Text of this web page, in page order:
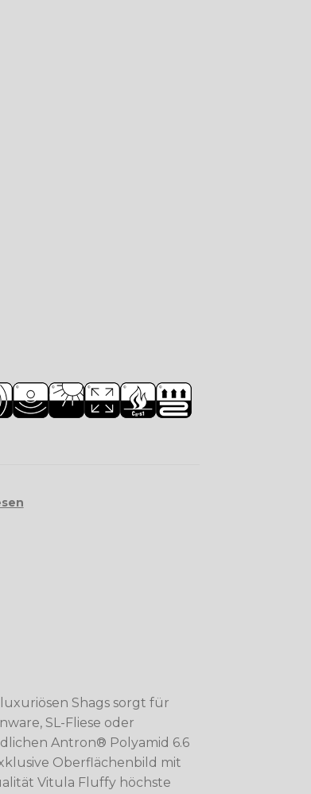
Shags sorgt für
SL-Fliese oder
Antron® Polyamid 6.6
Oberflächenbild mit
Vitula Fluffy höchste